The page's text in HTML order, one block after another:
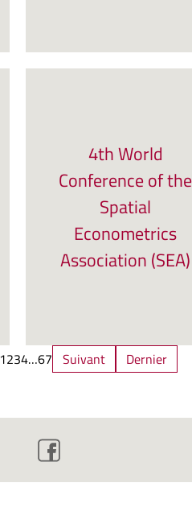
4th World
Conference of the
Spatial
Econometrics
Association (SEA)
1234…67 Suivant Dernier